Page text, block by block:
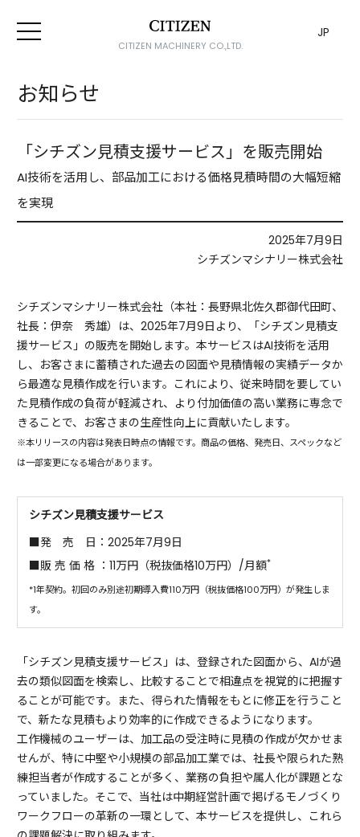
CITIZEN MACHINERY CO.,LTD.
JP
お知らせ
「シチズン見積支援サービス」を販売開始
AI技術を活用し、部品加工における価格見積時間の大幅短縮
を実現
2025年7月9日
シチズンマシナリー株式会社
シチズンマシナリー株式会社（本社：長野県北佐久郡御代田町、
社長：伊奈 秀雄）は、2025年7月9日より、「シチズン見積支
援サービス」の販売を開始します。本サービスはAI技術を活用
し、お客さまに蓄積された過去の図面や見積情報の実績データか
ら最適な見積作成を行います。これにより、従来時間を要してい
た見積作成の負荷が軽減され、より付加価値の高い業務に専念で
きることで、お客さまの生産性向上に貢献いたします。
※本リリースの内容は発表日時点の情報です。商品の価格、発売日、スペックなど
は一部変更になる場合があります。
シチズン見積支援サービス
■発 売 日：2025年7月9日
■販 売 価 格 ：11万円（税抜価格10万円）/月額*
*1年契約。初回のみ別途初期導入費110万円（税抜価格100万円）が発生しま
す。
「シチズン見積支援サービス」は、登録された図面から、AIが過
去の類似図面を検索し、比較することで相違点を視覚的に把握す
ることが可能です。また、得られた情報をもとに修正を行うこと
で、新たな見積もより効率的に作成できるようになります。
工作機械のユーザーは、加工品の受注時に見積の作成が欠かせま
せんが、特に中堅や小規模の部品加工業では、社長や限られた熟
練担当者が作成することが多く、業務の負担や属人化が課題とな
っていました。そこで、当社は中期経営計画で掲げるモノづくり
ワークフローの革新の一環として、本サービスを提供し、これら